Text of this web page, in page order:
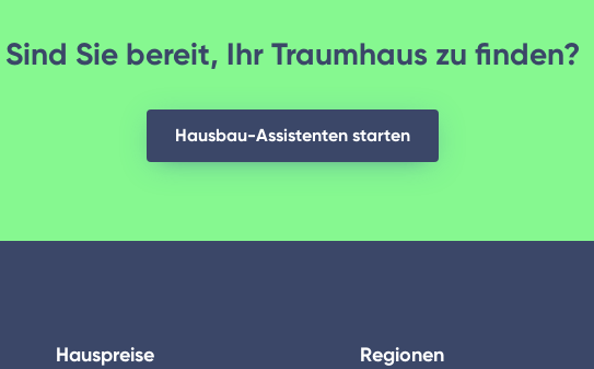
Sind Sie bereit, Ihr Traumhaus zu finden?
Hausbau-Assistenten starten
Hauspreise Regionen